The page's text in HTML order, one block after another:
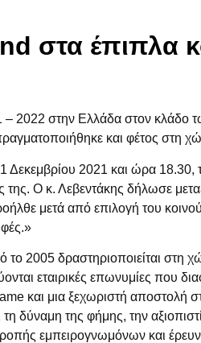
στα έπιπλα
– 2022 στην Ελλάδα στον κλάδο
και φέτος στη
Δεκεμβρίου 2021 και ώρα 18.30,
της. Ο κ. Λεβεντάκης δήλωσε
μετά από επιλογή του
το 2005 δραστηριοποιείται στη
εταιρικές επωνυμίες που
και μια ξεχωριστή αποστολή
δύναμη της φήμης, την
εμπειρογνωμόνων και